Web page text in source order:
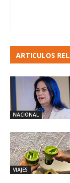
ARTICULOS
NACIONAL
VIAJES